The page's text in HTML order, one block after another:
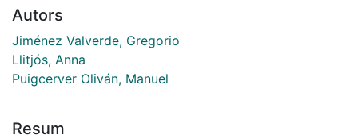
Autors
Jiménez Valverde, Gregorio
Llitjós, Anna
Puigcerver Oliván, Manuel
Resum